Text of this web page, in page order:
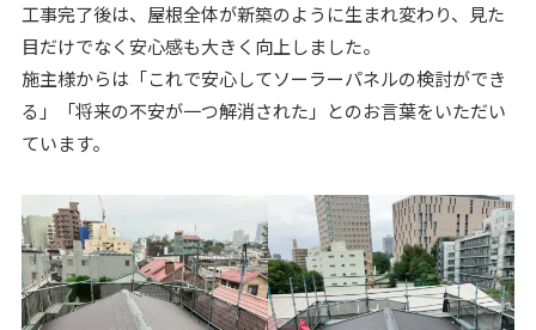
工事完了後は、屋根全体が新築のように生まれ変わり、見た
目だけでなく安心感も大きく向上しました。
施主様からは「これで安心してソーラーパネルの検討ができ
る」「将来の不安が一つ解消された」とのお言葉をいただい
ています。